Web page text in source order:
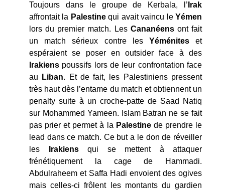
Toujours dans le groupe de Kerbala, l’ Irak
affrontait la Palestinequi avait vaincu leYémen
lors du premier match. Les Cananéensont fait
un match sérieux contre les Yéméniteset
espéraient se poser en outsider face à des
Irakiens poussifs lors de leur confrontation face
au
Liban. Et de fait, les Palestiniens pressent
très haut dès l’entame du match et obtiennent un
penalty suite à un croche-patte de Saad Natiq
sur Mohammed Yameen. Islam Batran ne se fait
pas prier et permet à la Palestinede prendre le
lead dans ce match. Ce but a le don de réveiller
les
Irakiensqui se mettent à attaquer
frénétiquement la cage de Hammadi.
Abdulraheem et Saffa Hadi envoient des ogives
mais celles-ci frôlent les montants du gardien